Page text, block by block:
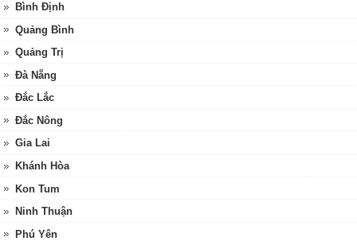
Bình Định
Quảng Bình
Quảng Trị
Đà Nẵng
Đắc Lắc
Đắc Nông
Gia Lai
Khánh Hòa
Kon Tum
Ninh Thuận
Phú Yên